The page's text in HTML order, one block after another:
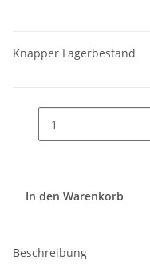
Knapper Lagerbestand
In den Warenkorb
Beschreibung